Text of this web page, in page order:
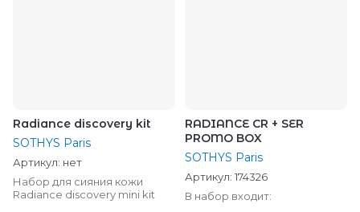
Radiance discovery kit
SOTHYS Paris
Артикул: нет
Набор для сияния кожи
Radiance discovery mini kit
RADIANCE CR + SER
PROMO BOX
SOTHYS Paris
Артикул: 174326
В набор входит: